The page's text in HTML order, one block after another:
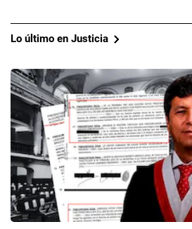
Lo último en Justicia